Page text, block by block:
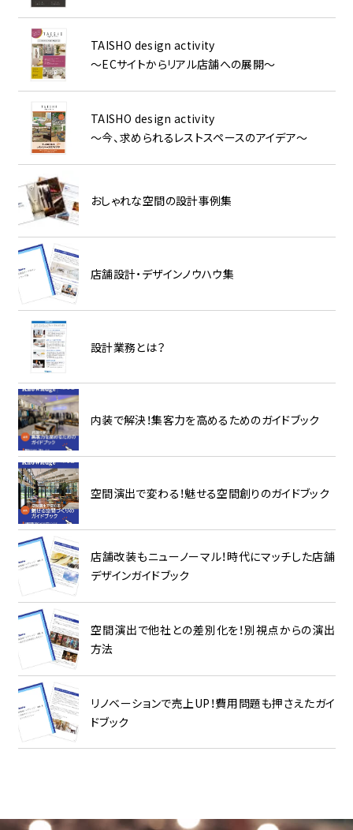
TAISHO design activity
～ECサイトからリアル店舗への展開～
TAISHO design activity
～今、求められるレストスペースのアイデア～
おしゃれな空間の設計事例集
店舗設計・デザインノウハウ集
設計業務とは？
内装で解決！集客力を高めるためのガイドブック
空間演出で変わる！魅せる空間創りのガイドブック
店舗改装もニューノーマル！時代にマッチした店舗
デザインガイドブック
空間演出で他社との差別化を！別視点からの演出
方法
リノベーションで売上UP！費用問題も押さえたガイ
ドブック